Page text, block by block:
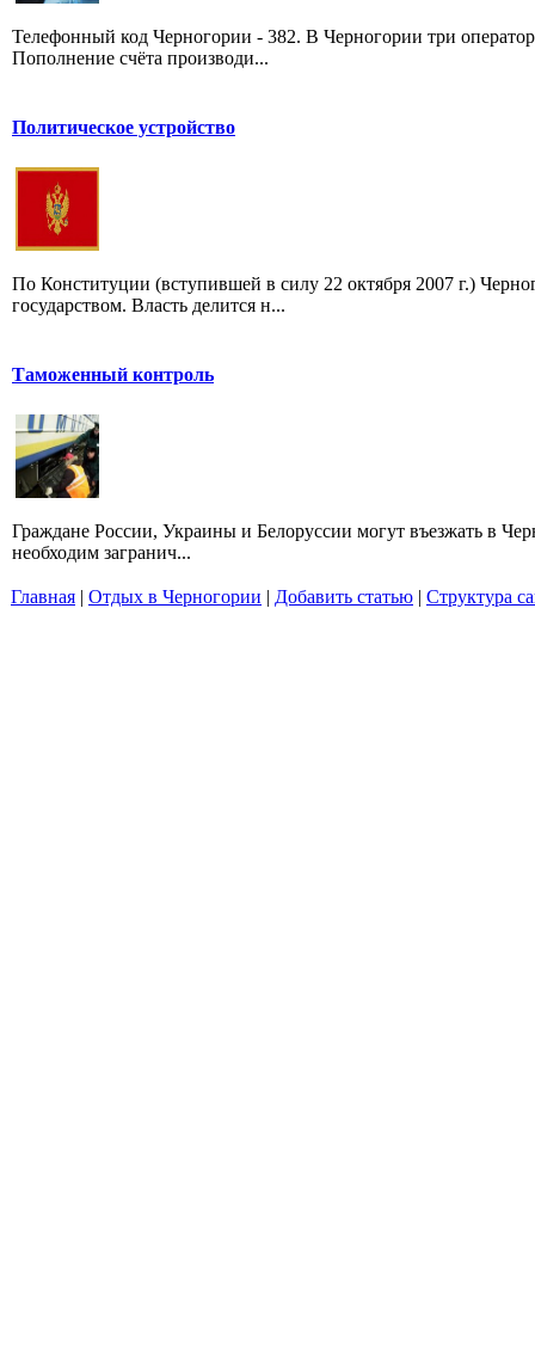
Телефонный код Черногории - 382. В Черногории три
Пополнение счёта производи...
Политическое устройство
По Конституции (вступившей в силу 22 октября 2007 г.)
государством. Власть делится н...
Таможенный контроль
Граждане России, Украины и Белоруссии могут въезжать в
необходим загранич...
Главная | Отдых в Черногории | Добавить статью | Структура